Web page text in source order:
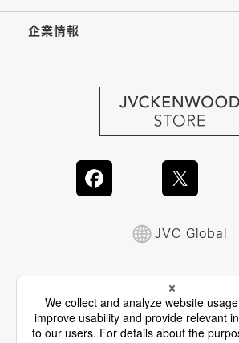
企業情報
JVC Global
情報セキュリティ基本方針
製品安全に関する基本方針